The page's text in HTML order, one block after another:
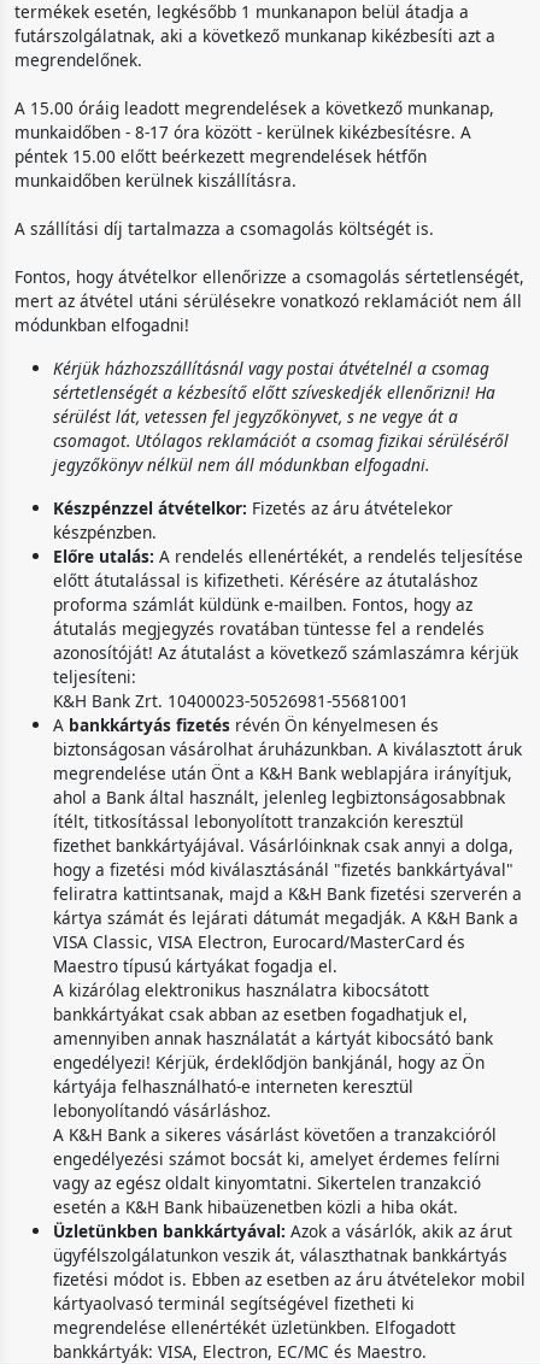
termékek esetén, legkésőbb 1 munkanapon belül átadja a
futárszolgálatnak, aki a következő munkanap kikézbesíti azt a
megrendelőnek.
A 15.00 óráig leadott megrendelések a következő munkanap,
munkaidőben - 8-17 óra között - kerülnek kikézbesítésre. A
péntek 15.00 előtt beérkezett megrendelések hétfőn
munkaidőben kerülnek kiszállításra.
A szállítási díj tartalmazza a csomagolás költségét is.
Fontos, hogy átvételkor ellenőrizze a csomagolás sértetlenségét,
mert az átvétel utáni sérülésekre vonatkozó reklamációt nem áll
módunkban elfogadni!
Kérjük házhozszállításnál vagy postai átvételnél a csomag
sértetlenségét a kézbesítő előtt szíveskedjék ellenőrizni! Ha
sérülést lát, vetessen fel jegyzőkönyvet, s ne vegye át a
csomagot. Utólagos reklamációt a csomag fizikai sérüléséről
jegyzőkönyv nélkül nem áll módunkban elfogadni.
Készpénzzel átvételkor: Fizetés az áru átvételekor
készpénzben.
Előre utalás: A rendelés ellenértékét, a rendelés teljesítése
előtt átutalással is kifizetheti. Kérésére az átutaláshoz
proforma számlát küldünk e-mailben. Fontos, hogy az
átutalás megjegyzés rovatában tüntesse fel a rendelés
azonosítóját! Az átutalást a következő számlaszámra kérjük
teljesíteni:
K&H Bank Zrt. 10400023-50526981-55681001
A bankkártyás fizetés révén Ön kényelmesen és
biztonságosan vásárolhat áruházunkban. A kiválasztott áruk
megrendelése után Önt a K&H Bank weblapjára irányítjuk,
ahol a Bank által használt, jelenleg legbiztonságosabbnak
ítélt, titkosítással lebonyolított tranzakción keresztül
fizethet bankkártyájával. Vásárlóinknak csak annyi a dolga,
hogy a fizetési mód kiválasztásánál "fizetés bankkártyával"
feliratra kattintsanak, majd a K&H Bank fizetési szerverén a
kártya számát és lejárati dátumát megadják. A K&H Bank a
VISA Classic, VISA Electron, Eurocard/MasterCard és
Maestro típusú kártyákat fogadja el.
A kizárólag elektronikus használatra kibocsátott
bankkártyákat csak abban az esetben fogadhatjuk el,
amennyiben annak használatát a kártyát kibocsátó bank
engedélyezi! Kérjük, érdeklődjön bankjánál, hogy az Ön
kártyája felhasználható-e interneten keresztül
lebonyolítandó vásárláshoz.
A K&H Bank a sikeres vásárlást követően a tranzakcióról
engedélyezési számot bocsát ki, amelyet érdemes felírni
vagy az egész oldalt kinyomtatni. Sikertelen tranzakció
esetén a K&H Bank hibaüzenetben közli a hiba okát.
Üzletünkben bankkártyával: Azok a vásárlók, akik az árut
ügyfélszolgálatunkon veszik át, választhatnak bankkártyás
fizetési módot is. Ebben az esetben az áru átvételekor mobil
kártyaolvasó terminál segítségével fizetheti ki
megrendelése ellenértékét üzletünkben. Elfogadott
bankkártyák: VISA, Electron, EC/MC és Maestro.